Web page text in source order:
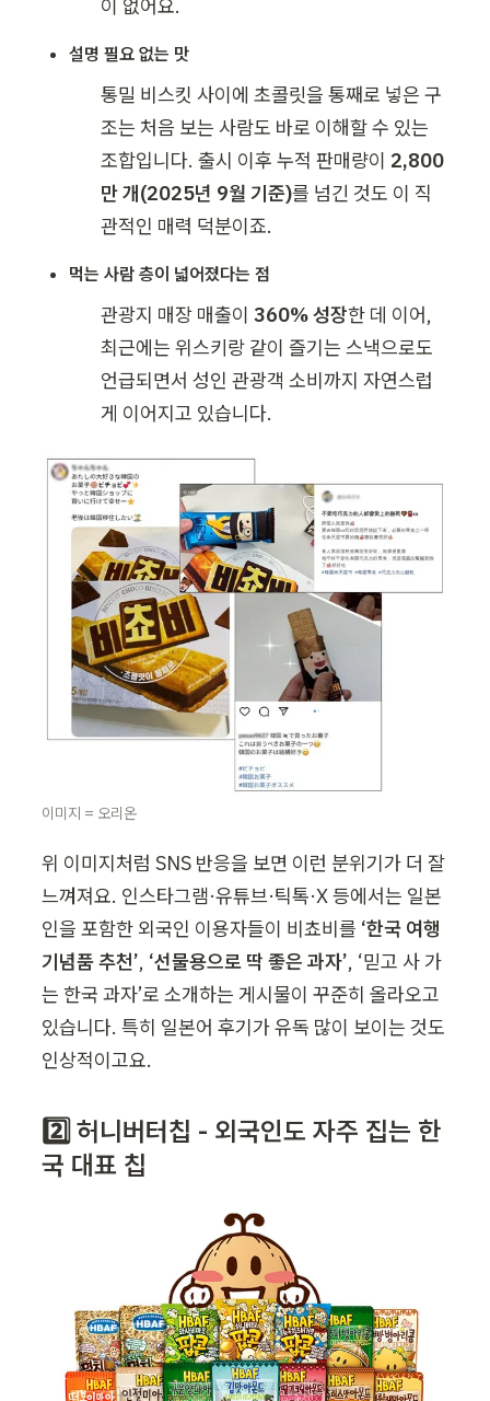
이 없어요.
설명 필요 없는 맛
통밀 비스킷 사이에 초콜릿을 통째로 넣은 구
조는 처음 보는 사람도 바로 이해할 수 있는
조합입니다. 출시 이후 누적 판매량이 2,800
만 개(2025년 9월 기준)를 넘긴 것도 이 직
관적인 매력 덕분이죠.
먹는 사람 층이 넓어졌다는 점
관광지 매장 매출이 360% 성장한 데 이어,
최근에는 위스키랑 같이 즐기는 스낵으로도
언급되면서 성인 관광객 소비까지 자연스럽
게 이어지고 있습니다.
이미지 = 오리온
위 이미지처럼 SNS 반응을 보면 이런 분위기가 더 잘
느껴져요. 인스타그램·유튜브·틱톡·X 등에서는 일본
인을 포함한 외국인 이용자들이 비쵸비를 ‘한국 여행
기념품 추천’, ‘선물용으로 딱 좋은 과자’, ‘믿고 사 가
는 한국 과자’로 소개하는 게시물이 꾸준히 올라오고
있습니다. 특히 일본어 후기가 유독 많이 보이는 것도
인상적이고요.
2️⃣ 허니버터칩 - 외국인도 자주 집는 한
국 대표 칩